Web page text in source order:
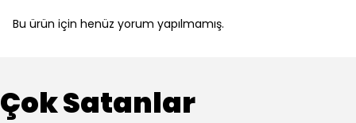
Bu ürün için henüz yorum yapılmamış.
Çok Satanlar